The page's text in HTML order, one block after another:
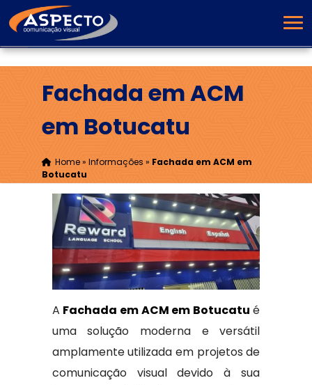
Fachada em ACM
em Botucatu
Home» Informações » Fachada em ACM em
Botucatu
A Fachada em ACM em Botucatu é
uma solução moderna e versátil
amplamente utilizada em projetos de
comunicação visual devido à sua